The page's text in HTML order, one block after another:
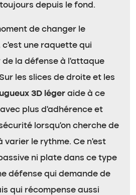
depuis le fond.
de changer le
une raquette qui
la défense à l’attaque
les slices de droite et les
3D léger aide à ce
plus d’adhérence et
lorsqu’on cherche de
varier le rythme. Ce n’est
ni plate dans ce type
défense qui demande de
qui récompense aussi